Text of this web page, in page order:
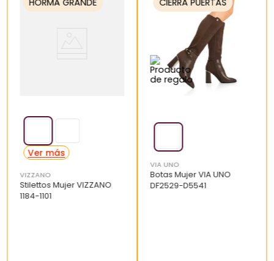
HORMA GRANDE
VIZZANO
Stilettos Mujer VIZZANO
1184-1101
CIERRA PUERTAS
VIA UNO
Botas Mujer VIA UNO
DF2529-D5541